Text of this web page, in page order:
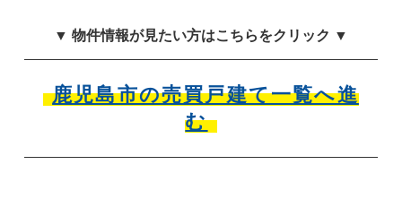
▼ 物件情報が見たい方はこちらをクリック ▼
鹿児島市の売買戸建て一覧へ進
む